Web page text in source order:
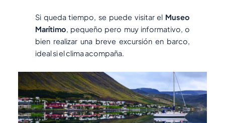
Si queda tiempo, se puede visitar el Museo
Marítimo, pequeño pero muy informativo, o
bien realizar una breve excursión en barco,
ideal si el clima acompaña.